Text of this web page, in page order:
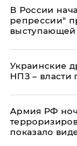
В России
репрессии"
Украинские
НПЗ – власти
Армия РФ
показало